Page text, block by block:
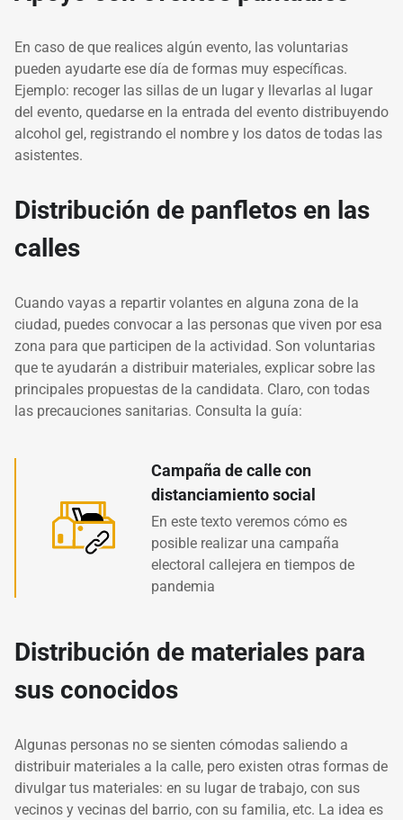
En caso de que realices algún evento, las voluntarias
pueden ayudarte ese día de formas muy específicas.
Ejemplo: recoger las sillas de un lugar y llevarlas al lugar
del evento, quedarse en la entrada del evento distribuyendo
alcohol gel, registrando el nombre y los datos de todas las
asistentes.
Distribución de panfletos en las
calles
Cuando vayas a repartir volantes en alguna zona de la
ciudad, puedes convocar a las personas que viven por esa
zona para que participen de la actividad. Son voluntarias
que te ayudarán a distribuir materiales, explicar sobre las
principales propuestas de la candidata. Claro, con todas
las precauciones sanitarias. Consulta la guía:
Campaña de calle con
distanciamiento social
En este texto veremos cómo es
posible realizar una campaña
electoral callejera en tiempos de
pandemia
Distribución de materiales para
sus conocidos
Algunas personas no se sienten cómodas saliendo a
distribuir materiales a la calle, pero existen otras formas de
divulgar tus materiales: en su lugar de trabajo, con sus
vecinos y vecinas del barrio, con su familia, etc. La idea es